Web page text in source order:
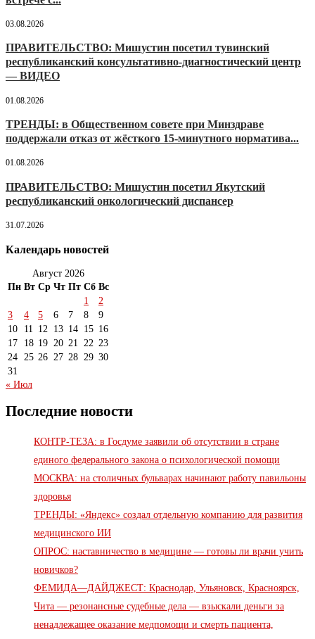
03.08.2026
ПРАВИТЕЛЬСТВО: Мишустин посетил тувинский
республиканский консультативно-диагностический центр
— ВИДЕО
01.08.2026
ТРЕНДЫ: в Общественном совете при Минздраве
поддержали отказ от жёсткого 15-минутного норматива...
01.08.2026
ПРАВИТЕЛЬСТВО: Мишустин посетил Якутский
республиканский онкологический диспансер
31.07.2026
Календарь новостей
Август 2026
Пн Вт Ср Чт Пт Сб Вс
1
2
3
4 5 6 7 8
9
10
11 12 13 14 15 16
17
18 19 20 21 22 23
24
25 26 27 28 29 30
31
« Июл
Последние новости
КОНТР-ТЕЗА: в Госдуме заявили об отсутствии в стране
единого федерального закона о психологической помощи
МОСКВА: на столичных бульварах начинают работу павильоны
здоровья
ТРЕНДЫ: «Яндекс» создал отдельную компанию для развития
медицинского ИИ
ОПРОС: наставничество в медицине — готовы ли врачи учить
новичков?
ФЕМИДА—ДАЙДЖЕСТ: Краснодар, Ульяновск, Красноярск,
Чита — резонансные судебные дела — взыскали деньги за
ненадлежащее оказание медпомощи и смерть пациента,